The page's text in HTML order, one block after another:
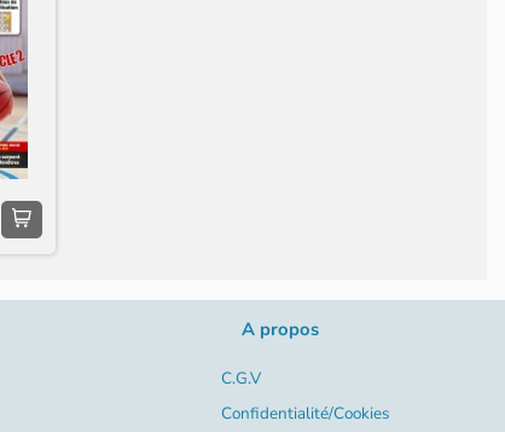
A propos
C.G.V
Confidentialité/Cookies